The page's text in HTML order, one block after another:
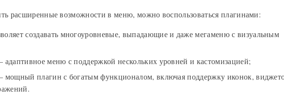
расширенные возможности в меню, можно воспользоваться плагинами:
создавать многоуровневые, выпадающие и даже мегаменю с визуальным
меню с поддержкой нескольких уровней и кастомизацией;
плагин с богатым функционалом, включая поддержку иконок,